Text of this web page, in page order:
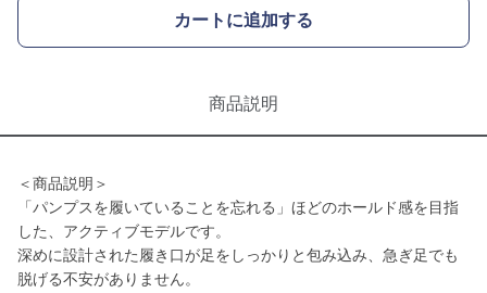
カートに追加する
商品説明
＜商品説明＞
「パンプスを履いていることを忘れる」ほどのホールド感を目指
した、アクティブモデルです。
深めに設計された履き口が足をしっかりと包み込み、急ぎ足でも
脱げる不安がありません。